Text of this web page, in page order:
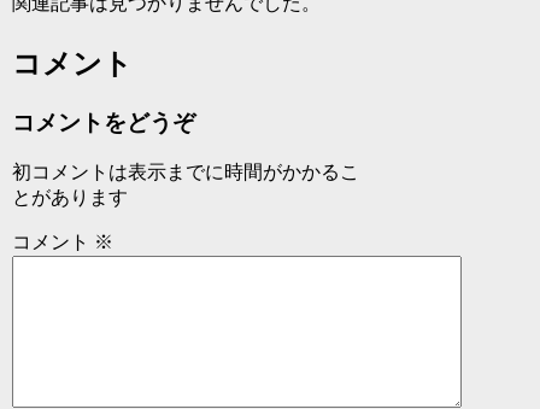
コメント
コメントをどうぞ
初コメントは表示までに時間がかかるこ
とがあります
コメント ※